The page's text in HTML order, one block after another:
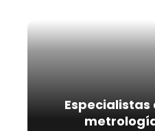
Especialistas